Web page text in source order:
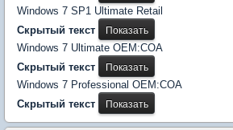
Windows 7 SP1 Ultimate Retail
Скрытый текст
Windows 7 Ultimate OEM:COA
Скрытый текст
Windows 7 Professional OEM:COA
Скрытый текст